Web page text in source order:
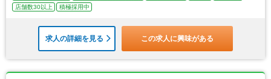
店舗数30以上
積極採用中
求人の詳細を見る この求人に興味がある